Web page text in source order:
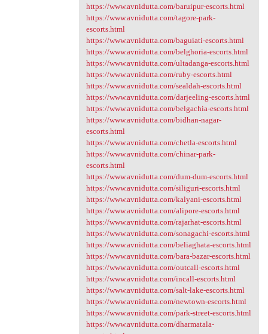
https://www.avnidutta.com/baruipur-escorts.html
https://www.avnidutta.com/tagore-park-
escorts.html
https://www.avnidutta.com/baguiati-escorts.html
https://www.avnidutta.com/belghoria-escorts.html
https://www.avnidutta.com/ultadanga-escorts.html
https://www.avnidutta.com/ruby-escorts.html
https://www.avnidutta.com/sealdah-escorts.html
https://www.avnidutta.com/darjeeling-escorts.html
https://www.avnidutta.com/belgachia-escorts.html
https://www.avnidutta.com/bidhan-nagar-
escorts.html
https://www.avnidutta.com/chetla-escorts.html
https://www.avnidutta.com/chinar-park-
escorts.html
https://www.avnidutta.com/dum-dum-escorts.html
https://www.avnidutta.com/siliguri-escorts.html
https://www.avnidutta.com/kalyani-escorts.html
https://www.avnidutta.com/alipore-escorts.html
https://www.avnidutta.com/rajarhat-escorts.html
https://www.avnidutta.com/sonagachi-escorts.html
https://www.avnidutta.com/beliaghata-escorts.html
https://www.avnidutta.com/bara-bazar-escorts.html
https://www.avnidutta.com/outcall-escorts.html
https://www.avnidutta.com/incall-escorts.html
https://www.avnidutta.com/salt-lake-escorts.html
https://www.avnidutta.com/newtown-escorts.html
https://www.avnidutta.com/park-street-escorts.html
https://www.avnidutta.com/dharmatala-